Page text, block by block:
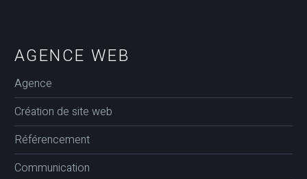
AGENCE WEB
Agence
Création de site web
Référencement
Communication